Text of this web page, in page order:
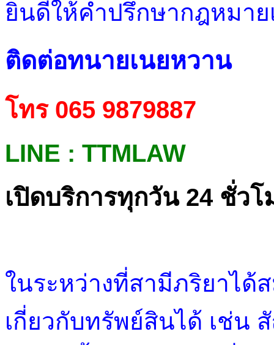
ยินดีให้คำปรึกษากฎหมาย
ติดต่อทนายเนยหวาน
โทร 065 9879887
LINE : TTMLAW
เปิดบริการทุกวัน 24 ชั่วโ
ในระหว่างที่สามีภริยาไ
เกี่ยวกับทรัพย์สินได้ เช่น